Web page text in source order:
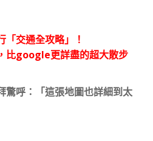
「交通全攻略」！
比google更詳盡的超大散步
呼：「這張地圖也詳細到太